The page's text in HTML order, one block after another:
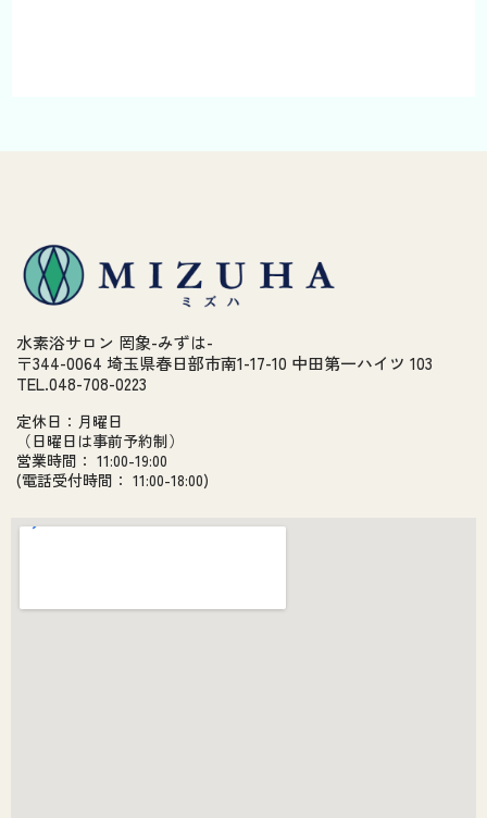
水素浴サロン 罔象-みずは-
〒344-0064 埼玉県春日部市南1-17-10 中田第一ハイツ 103
TEL.048-708-0223
定休日：月曜日
（日曜日は事前予約制）
営業時間： 11:00-19:00
(電話受付時間： 11:00-18:00)